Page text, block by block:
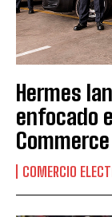
Hermes
enfocado
Commerce
COMERCIO